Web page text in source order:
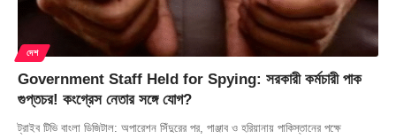
দেশ
Government Staff Held for Spying: সরকারী কর্মচারী পাক
গুপ্তচর! কংগ্রেস নেতার সঙ্গে যোগ?
ট্রাইব টিভি বাংলা ডিজিটাল: অপারেশন সিঁদুরের পর, পাঞ্জাব ও হরিয়ানায় পাকিস্তানের পক্ষে